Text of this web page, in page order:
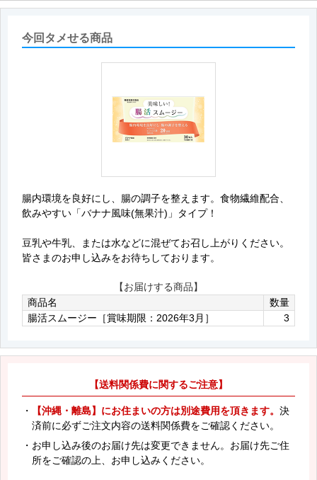
今回タメせる商品
腸内環境を良好にし、腸の調子を整えます。食物繊維配合、
飲みやすい「バナナ風味(無果汁)」タイプ！
豆乳や牛乳、または水などに混ぜてお召し上がりください。
皆さまのお申し込みをお待ちしております。
【お届けする商品】
商品名
数量
腸活スムージー［賞味期限：2026年3月］
3
【送料関係費に関するご注意】
・ 【沖縄・離島】にお住まいの方は別途費用を頂きます。 決
済前に必ずご注文内容の送料関係費をご確認ください。
・お申し込み後のお届け先は変更できません。お届け先ご住
所をご確認の上、お申し込みください。